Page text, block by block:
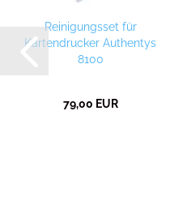
Reinigungsset für
Kartendrucker Authentys
8100
79,00 EUR